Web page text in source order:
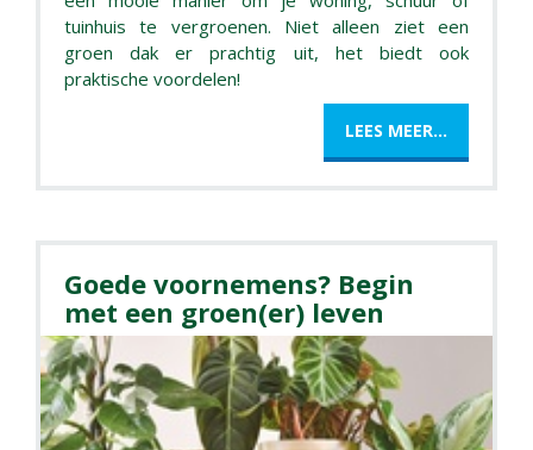
tuinhuis te vergroenen. Niet alleen ziet een
groen dak er prachtig uit, het biedt ook
praktische voordelen!
LEES MEER...
Goede voornemens? Begin
met een groen(er) leven